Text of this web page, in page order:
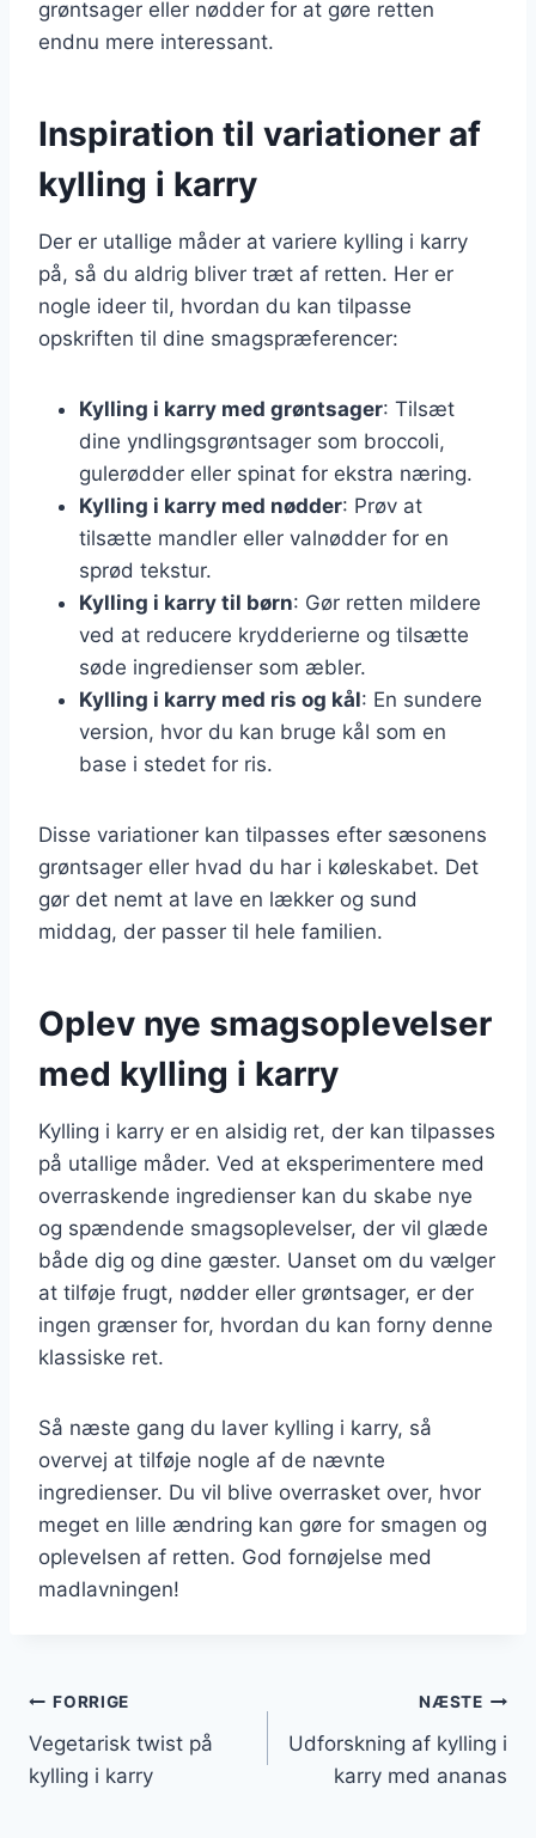
grøntsager eller nødder for at gøre retten
endnu mere interessant.
Inspiration til variationer af
kylling i karry
Der er utallige måder at variere kylling i karry
på, så du aldrig bliver træt af retten. Her er
nogle ideer til, hvordan du kan tilpasse
opskriften til dine smagspræferencer:
Kylling i karry med grøntsager: Tilsæt
dine yndlingsgrøntsager som broccoli,
gulerødder eller spinat for ekstra næring.
Kylling i karry med nødder: Prøv at
tilsætte mandler eller valnødder for en
sprød tekstur.
Kylling i karry til børn: Gør retten mildere
ved at reducere krydderierne og tilsætte
søde ingredienser som æbler.
Kylling i karry med ris og kål: En sundere
version, hvor du kan bruge kål som en
base i stedet for ris.
Disse variationer kan tilpasses efter sæsonens
grøntsager eller hvad du har i køleskabet. Det
gør det nemt at lave en lækker og sund
middag, der passer til hele familien.
Oplev nye smagsoplevelser
med kylling i karry
Kylling i karry er en alsidig ret, der kan tilpasses
på utallige måder. Ved at eksperimentere med
overraskende ingredienser kan du skabe nye
og spændende smagsoplevelser, der vil glæde
både dig og dine gæster. Uanset om du vælger
at tilføje frugt, nødder eller grøntsager, er der
ingen grænser for, hvordan du kan forny denne
klassiske ret.
Så næste gang du laver kylling i karry, så
overvej at tilføje nogle af de nævnte
ingredienser. Du vil blive overrasket over, hvor
meget en lille ændring kan gøre for smagen og
oplevelsen af retten. God fornøjelse med
madlavningen!
Indlægsnavigation
FORRIGE
Vegetarisk twist på
kylling i karry
NÆSTE
Udforskning af kylling i
karry med ananas